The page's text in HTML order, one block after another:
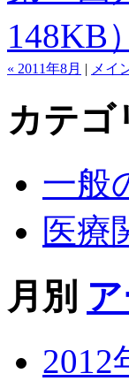
148KB）
« 2011年8月 | メイ
カテゴ
一般
医療
月別
2012